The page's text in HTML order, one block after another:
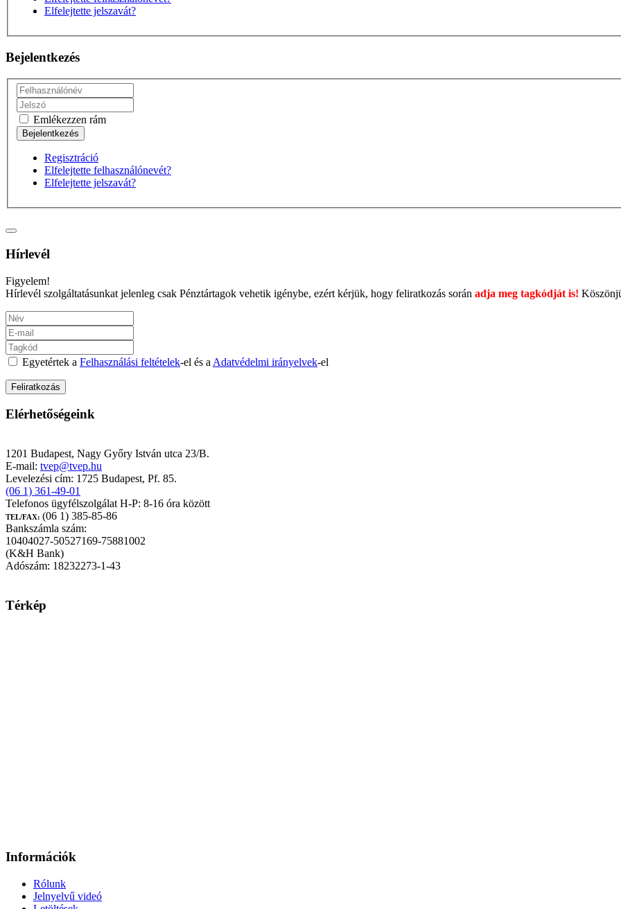
Elfelejtette jelszavát?
Bejelentkezés
Emlékezzen rám
Regisztráció
Elfelejtette felhasználónevét?
Elfelejtette jelszavát?
Hírlevél
Figyelem!
Hírlevél szolgáltatásunkat jelenleg csak Pénztártagok vehetik igénybe, ezért kérjük, hogy feliratkozás során adja meg tagkódját is!
Egyetértek a Felhasználási feltételek-el és a Adatvédelmi irányelvek-el
Elérhetőségeink
1201 Budapest, Nagy Győry István utca 23/B.
E-mail: tvep@tvep.hu
Levelezési cím: 1725 Budapest, Pf. 85.
(06 1) 361-49-01
Telefonos ügyfélszolgálat H-P: 8-16 óra között
TEL/FAX: (06 1) 385-85-86
Bankszámla szám:
10404027-50527169-75881002
(K&H Bank)
Adószám: 18232273-1-43
Térkép
Információk
Rólunk
Jelnyelvű videó